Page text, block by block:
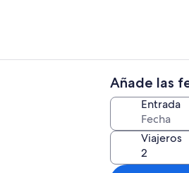
Añade las
Entrada
Viajeros